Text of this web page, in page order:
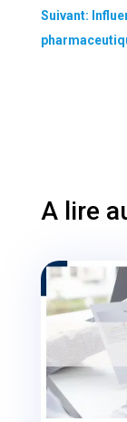
Suivant:
A lire